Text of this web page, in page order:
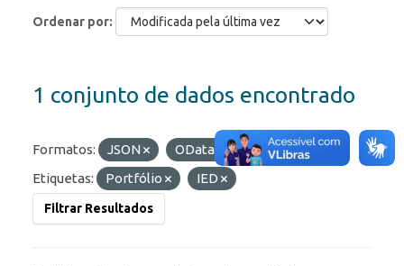
Ordenar por
1 conjunto de dados encontrado
Formatos: JSON OData
HTML
Etiquetas:
Portfólio IED
Filtrar Resultados